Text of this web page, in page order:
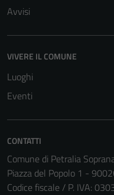
Avvisi
VIVERE IL COMUNE
Luoghi
Eventi
CONTATTI
Comune di Petralia
Piazza del Popolo 1 -
Codice fiscale / P. IVA: